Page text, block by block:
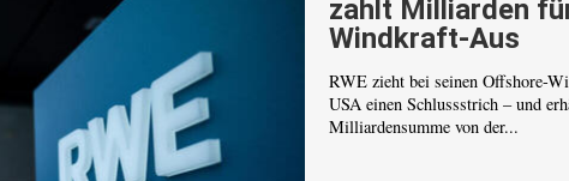
zahlt Milliarden
Windkraft-Aus
RWE zieht bei seinen Offshore-
USA einen Schlussstrich – und
Milliardensumme von der...